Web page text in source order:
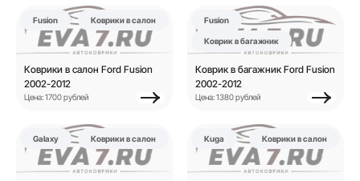
Fusion Коврики в салон
Коврики в салон Ford Fusion
2002-2012
Цена: 1700 рублей
Fusion
Коврик в багажник
Коврик в багажник Ford Fusion
2002-2012
Цена: 1380 рублей
Galaxy Коврики в салон Kuga Коврики в салон